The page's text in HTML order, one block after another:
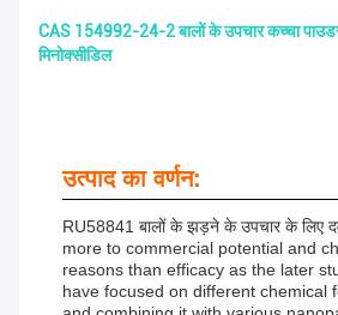
CAS 154992-24-2 बालों के उपचार कच्चा
मिनोक्सीडिल
उत्पाद का वर्णन:
RU58841 बालों के झड़ने के उपचार के लिए
more to commercial potential and
reasons than efficacy as the later
have focused on different chemical